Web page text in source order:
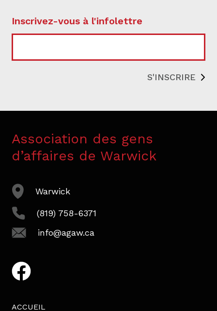
Inscrivez-vous à l'infolettre
Association des gens
d’affaires de Warwick
Warwick
(819) 758-6371
info@agaw.ca
ACCUEIL